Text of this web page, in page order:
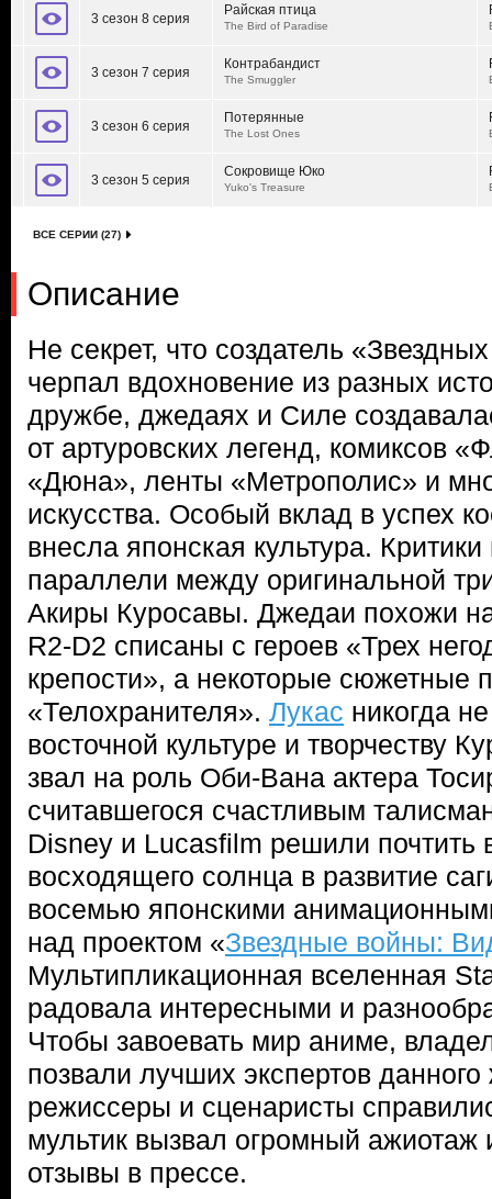
3 сезон 8 серия
Райская птица
The Bird of Paradise
3 сезон 7 серия
Контрабандист
The Smuggler
3 сезон 6 серия
Потерянные
The Lost Ones
3 сезон 5 серия
Сокровище Юко
Yuko's Treasure
ВСЕ СЕРИИ (27)
Описание
Не секрет, что создатель
черпал вдохновение из разных
дружбе, джедаях и Силе
от артуровских легенд, комиксов
«Дюна», ленты «Метрополис» и
искусства. Особый вклад в успех
внесла японская культура. Критики
параллели между оригинальной
Акиры Куросавы. Джедаи похожи
R2-D2 списаны с героев «Трех
крепости», а некоторые сюжетные
«Телохранителя». Лукас никогда
восточной культуре и творчеству
звал на роль Оби-Вана актера
считавшегося счастливым
Disney и Lucasfilm решили почтить
восходящего солнца в развитие
восемью японскими
над проектом «Звездные войны:
Мультипликационная вселенная
радовала интересными и
Чтобы завоевать мир аниме,
позвали лучших экспертов
режиссеры и сценаристы
мультик вызвал огромный ажиотаж
отзывы в прессе.